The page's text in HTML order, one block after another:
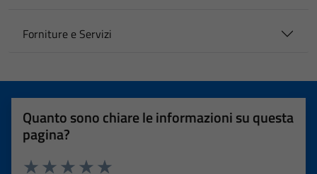
Forniture e Servizi
Quanto sono chiare le informazioni su questa
pagina?